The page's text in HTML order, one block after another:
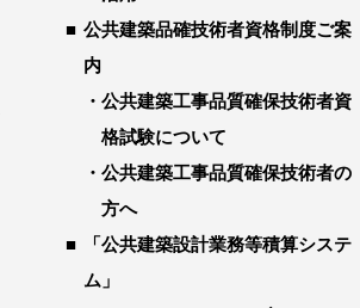
公共建築品確技術者資格制度ご案
内
公共建築工事品質確保技術者資
格試験について
公共建築工事品質確保技術者の
方へ
「公共建築設計業務等積算システ
ム」